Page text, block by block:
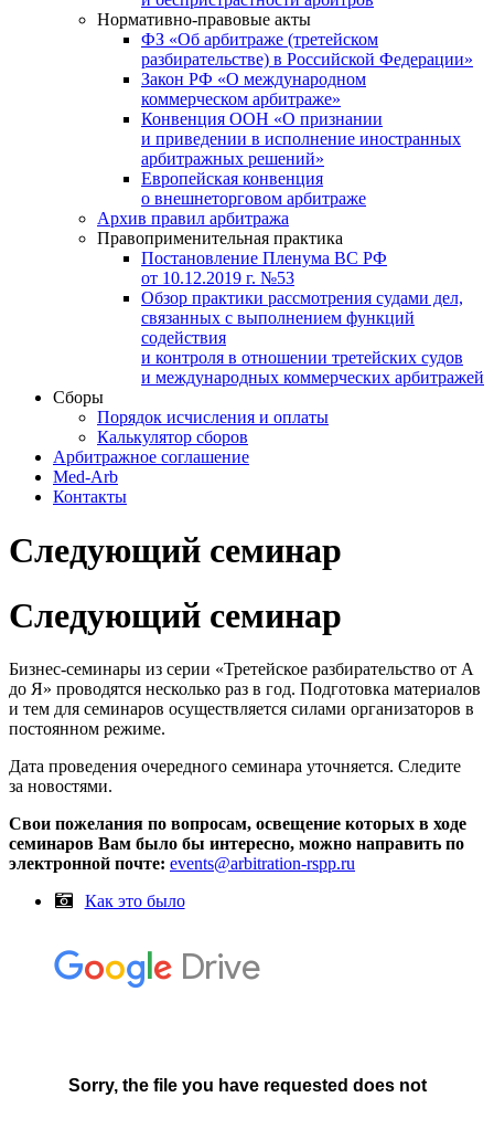
Нормативно-правовые акты
ФЗ «Об арбитраже (третейском
разбирательстве) в Российской Федерации»
Закон РФ «О международном
коммерческом арбитраже»
Конвенция ООН «О признании
и приведении в исполнение иностранных
арбитражных решений»
Европейская конвенция
о внешнеторговом арбитраже
Архив правил арбитража
Правоприменительная практика
Постановление Пленума ВС РФ
от 10.12.2019 г. №53
Обзор практики рассмотрения судами дел,
связанных с выполнением функций
содействия
и контроля в отношении третейских судов
и международных коммерческих арбитражей
Сборы
Порядок исчисления и оплаты
Калькулятор сборов
Арбитражное соглашение
Med-Arb
Контакты
Следующий семинар
Следующий семинар
Бизнес-семинары из серии «Третейское разбирательство от А
до Я» проводятся несколько раз в год. Подготовка материалов
и тем для семинаров осуществляется силами организаторов в
постоянном режиме.
Дата проведения очередного семинара уточняется. Следите
за новостями.
Свои пожелания по вопросам, освещение которых в ходе
семинаров Вам было бы интересно, можно направить по
электронной почте: events@arbitration-rspp.ru
Как это было